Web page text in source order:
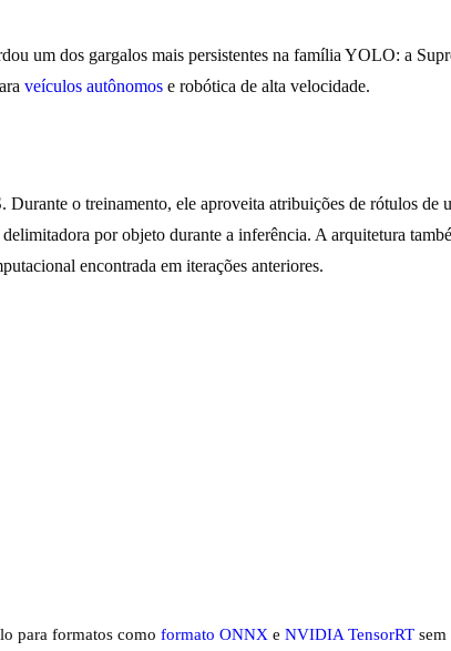
um dos gargalos mais persistentes na família YOLO: a
veículos autônomos e robótica de alta velocidade.
o treinamento, ele aproveita atribuições de rótulos de
por objeto durante a inferência. A arquitetura
encontrada em iterações anteriores.
para formatos como formato ONNX e NVIDIA TensorRT